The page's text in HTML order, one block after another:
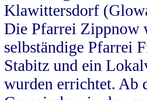
Klawittersdorf
Die Pfarrei Zippnow
selbständige Pfarrei
Stabitz und ein
wurden errichtet. Ab